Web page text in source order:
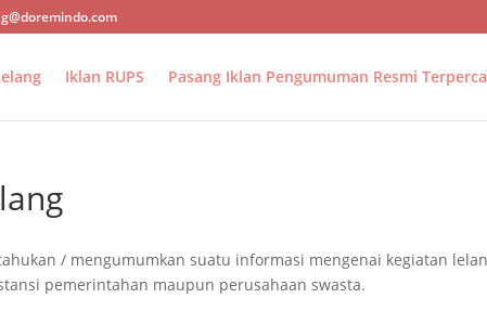
Iklan RUPS Pasang Iklan Pengumuman Resmi
/ mengumumkan suatu informasi mengenai kegiatan
pemerintahan maupun perusahaan swasta.